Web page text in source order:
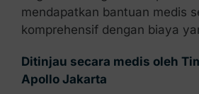
mendapatkan bantuan medis
komprehensif dengan biaya
Ditinjau secara medis oleh
Apollo Jakarta